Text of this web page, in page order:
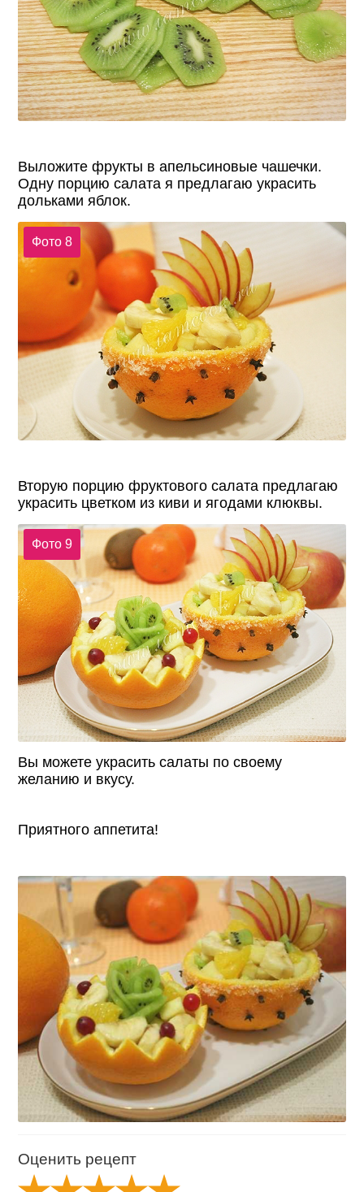
Выложите фрукты в апельсиновые чашечки.
Одну порцию салата я предлагаю украсить
дольками яблок.
Фото 8
Вторую порцию фруктового салата предлагаю
украсить цветком из киви и ягодами клюквы.
Фото 9
Вы можете украсить салаты по своему
желанию и вкусу.
Приятного аппетита!
Оценить рецепт